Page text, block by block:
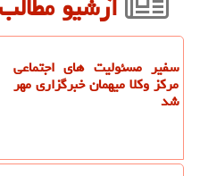
سفیر مسئولیت های اجتماعی
مرکز وکلا میهمان خبرگزاری مهر
شد